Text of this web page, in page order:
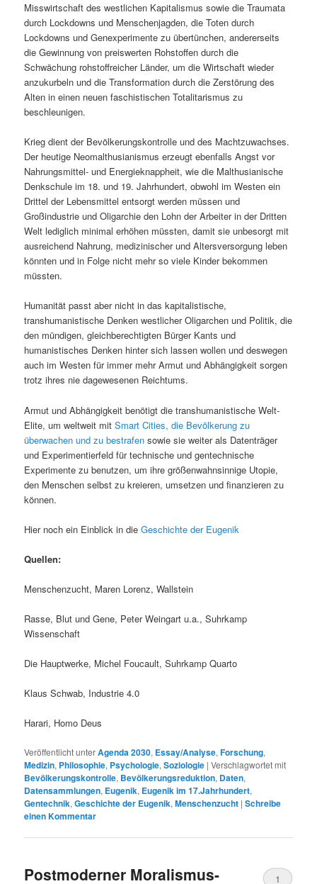
Misswirtschaft des westlichen Kapitalismus sowie die Traumata
durch Lockdowns und Menschenjagden, die Toten durch
Lockdowns und Genexperimente zu übertünchen, andererseits
die Gewinnung von preiswerten Rohstoffen durch die
Schwächung rohstoffreicher Länder, um die Wirtschaft wieder
anzukurbeln und die Transformation durch die Zerstörung des
Alten in einen neuen faschistischen Totalitarismus zu
beschleunigen.
Krieg dient der Bevölkerungskontrolle und des Machtzuwachses.
Der heutige Neomalthusianismus erzeugt ebenfalls Angst vor
Nahrungsmittel- und Energieknappheit, wie die Malthusianische
Denkschule im 18. und 19. Jahrhundert, obwohl im Westen ein
Drittel der Lebensmittel entsorgt werden müssen und
Großindustrie und Oligarchie den Lohn der Arbeiter in der Dritten
Welt lediglich minimal erhöhen müssten, damit sie unbesorgt mit
ausreichend Nahrung, medizinischer und Altersversorgung leben
könnten und in Folge nicht mehr so viele Kinder bekommen
müssten.
Humanität passt aber nicht in das kapitalistische,
transhumanistische Denken westlicher Oligarchen und Politik, die
den mündigen, gleichberechtigten Bürger Kants und
humanistisches Denken hinter sich lassen wollen und deswegen
auch im Westen für immer mehr Armut und Abhängigkeit sorgen
trotz ihres nie dagewesenen Reichtums.
Armut und Abhängigkeit benötigt die transhumanistische Welt-
Elite, um weltweit mitSmart Cities, die Bevölkerung zu
überwachen und zu bestrafensowie sie weiter als Datenträger
und Experimentierfeld für technische und gentechnische
Experimente zu benutzen, um ihre größenwahnsinnige Utopie,
den Menschen selbst zu kreieren, umsetzen und finanzieren zu
können.
Hier noch ein Einblick in dieGeschichte der Eugenik
Quellen:
Menschenzucht, Maren Lorenz, Wallstein
Rasse, Blut und Gene, Peter Weingart u.a., Suhrkamp
Wissenschaft
Die Hauptwerke, Michel Foucault, Suhrkamp Quarto
Klaus Schwab, Industrie 4.0
Harari, Homo Deus
Veröffentlicht unterAgenda 2030, Essay/Analyse,Forschung,
Medizin, Philosophie, Psychologie,Soziologie |Verschlagwortet mit
Bevölkerungskontrolle, Bevölkerungsreduktion, Daten,
Datensammlungen, Eugenik, Eugenik im 17.Jahrhundert,
Gentechnik,Geschichte der Eugenik,Menschenzucht |Schreibe
einen Kommentar
Postmoderner Moralismus-
1